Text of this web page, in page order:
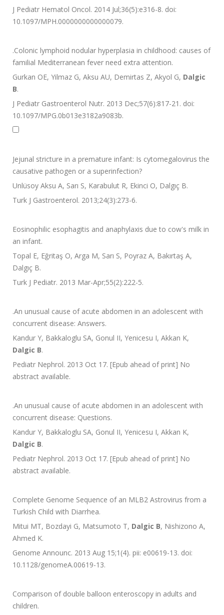
J Pediatr Hematol Oncol. 2014 Jul;36(5):e316-8. doi:
10.1097/MPH.0000000000000079.
.Colonic lymphoid nodular hyperplasia in childhood: causes of
familial Mediterranean fever need extra attention.
Gurkan OE, Yilmaz G, Aksu AU, Demirtas Z, Akyol G, Dalgic
B.
J Pediatr Gastroenterol Nutr. 2013 Dec;57(6):817-21. doi:
10.1097/MPG.0b013e3182a9083b.
Jejunal stricture in a premature infant: Is cytomegalovirus the
causative pathogen or a superinfection?
Unlüsoy Aksu A, Sarı S, Karabulut R, Ekinci O, Dalgıç B.
Turk J Gastroenterol. 2013;24(3):273-6.
Eosinophilic esophagitis and anaphylaxis due to cow's milk in
an infant.
Topal E, Eğritaş O, Arga M, Sarı S, Poyraz A, Bakırtaş A,
Dalgıç B.
Turk J Pediatr. 2013 Mar-Apr;55(2):222-5.
.An unusual cause of acute abdomen in an adolescent with
concurrent disease: Answers.
Kandur Y, Bakkaloglu SA, Gonul II, Yenicesu I, Akkan K,
Dalgic B.
Pediatr Nephrol. 2013 Oct 17. [Epub ahead of print] No
abstract available.
.An unusual cause of acute abdomen in an adolescent with
concurrent disease: Questions.
Kandur Y, Bakkaloglu SA, Gonul II, Yenicesu I, Akkan K,
Dalgic B.
Pediatr Nephrol. 2013 Oct 17. [Epub ahead of print] No
abstract available.
Complete Genome Sequence of an MLB2 Astrovirus from a
Turkish Child with Diarrhea.
Mitui MT, Bozdayi G, Matsumoto T, Dalgic B, Nishizono A,
Ahmed K.
Genome Announc. 2013 Aug 15;1(4). pii: e00619-13. doi:
10.1128/genomeA.00619-13.
Comparison of double balloon enteroscopy in adults and
children.